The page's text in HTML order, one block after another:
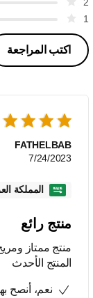
1
اكتب المراجعة
FATHELBAB
7/24/2023
المملكة
منتج رائع
منتج ممتاز
المنتج الأحدث
نعم، أنصح